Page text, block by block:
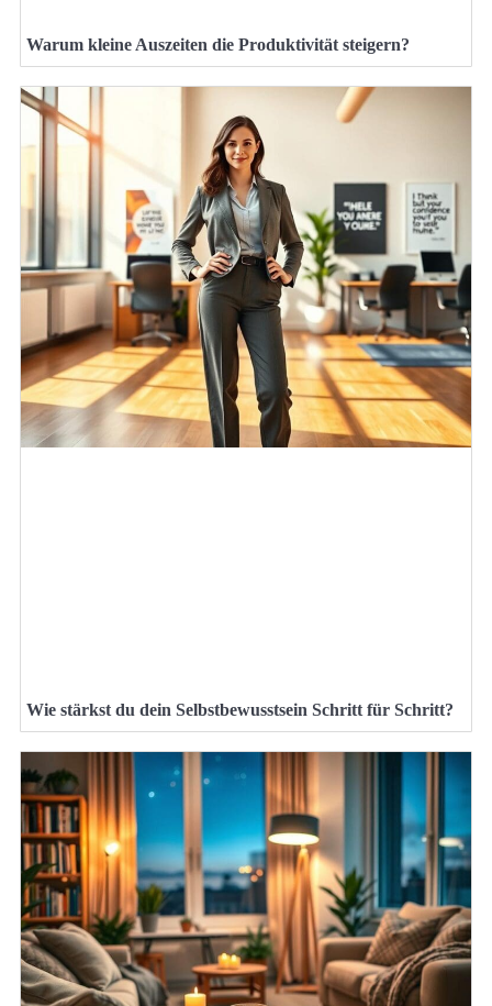
Warum kleine Auszeiten die Produktivität steigern?
Wie stärkst du dein Selbstbewusstsein Schritt für Schritt?